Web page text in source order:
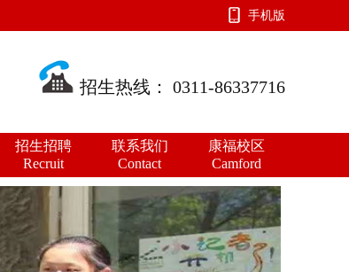
手机版
招生热线： 0311-86337716
招生招聘
Recruit
联系我们
Contact
康福校区
Camford